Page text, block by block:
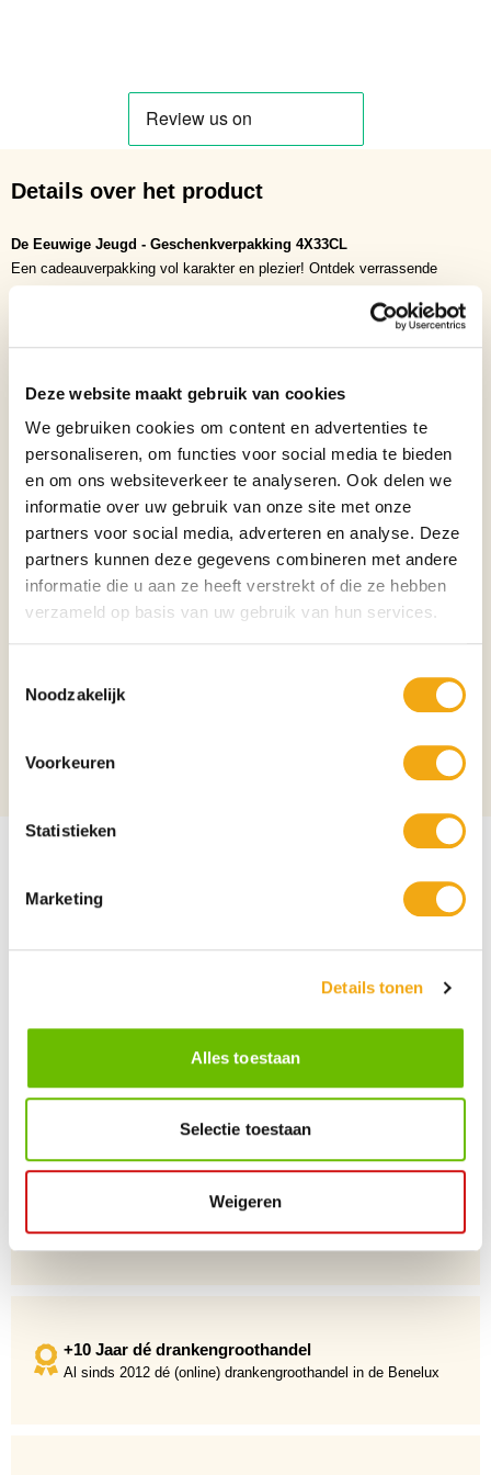
Deze website maakt gebruik van cookies
We gebruiken cookies om content en advertenties te
personaliseren, om functies voor social media te bieden
en om ons websiteverkeer te analyseren. Ook delen we
informatie over uw gebruik van onze site met onze
partners voor social media, adverteren en analyse. Deze
partners kunnen deze gegevens combineren met andere
informatie die u aan ze heeft verstrekt of die ze hebben
verzameld op basis van uw gebruik van hun services.
Noodzakelijk
Voorkeuren
Statistieken
Marketing
Details tonen
Alles toestaan
Selectie toestaan
Weigeren
Details over het product
De Eeuwige Jeugd - Geschenkverpakking 4X33CL
Een cadeauverpakking vol karakter en plezier! Ontdek verrassende
speciaal bieren met unieke smaken en namen. Ideaal om te delen of
karaktervolle bieren. Elk flesje heeft een eigen naam, verhaal en smaak.
kennismaking met een unieke bierlijn vol eigenheid en een knipoog. Deel
de pret en ontdek wie jij de eeuwige jeugd schenkt!
Land van herkomst: Netherlands
Merk:EEUWIGE JEUGD
Assortimentstype:CORE RANGE
Productsoort: SPECIAALBIER
Bierstijl: COMBINATIE / GESCHENK
Alcoholpercentage
Persoonlijke klantenservice
+10 Jaar dé drankengroothandel
Al sinds 2012 dé (online) drankengroothandel in de Benelux